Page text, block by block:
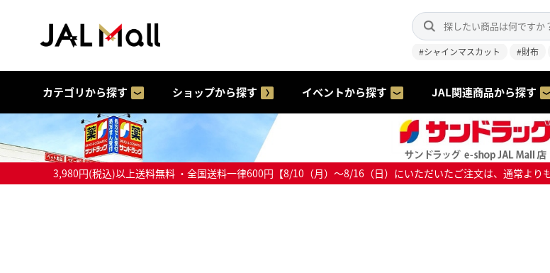
#シャインマスカット #財布
カテゴリから探す ショップから探す イベントから探す JAL関連商品から探す
3,980円(税込)以上送料無料 ・全国送料一律600円【8/10（月）～8/16（日）にいただいたご注文は、通常より